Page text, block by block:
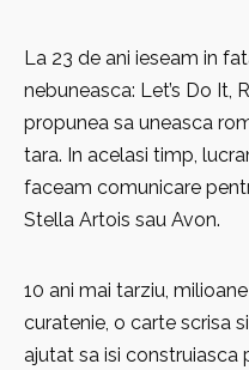
La 23 de ani ieseam in
nebuneasca: Let’s Do It,
propunea sa uneasca
tara. In acelasi timp,
faceam comunicare
Stella Artois sau Avon.
10 ani mai tarziu,
curatenie, o carte scrisa
ajutat sa isi construiasca